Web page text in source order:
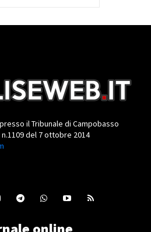
il Tribunale di Campobasso
del 7 ottobre 2014